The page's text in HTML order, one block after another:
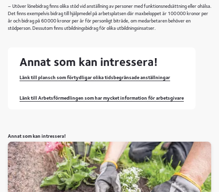
– Utöver lönebidrag finns olika stöd vid anställning av personer med funktionsnedsättning eller ohälsa.
Det finns exempelvis bidrag till hjälpmedel på arbetsplatsen där maxbeloppet är 100 000 kronor per
år och bidrag på 60 000 kronor per år för personligt biträde, om medarbetaren behöver en
stödperson. Dessutom finns utbildningsbidrag för olika utbildningsinsatser.
Annat som kan intressera!
Länk till plansch som förtydligar olika tidsbegränsade anställningar
Länk till Arbetsförmedlingen som har mycket information för arbetsgivare
Annat som kan intressera!